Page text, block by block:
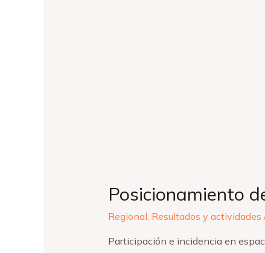
Posicionamiento
Regional, Resultados y actividades
Participación e incidencia en